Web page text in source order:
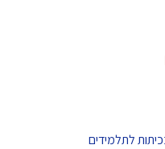
לתלמידים